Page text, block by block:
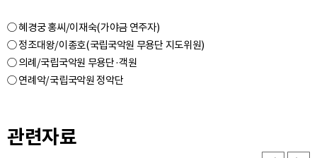
○ 혜경궁 홍씨/이재숙(가야금 연주자)
○ 정조대왕/이종호(국립국악원 무용단 지도위원)
○ 의례/국립국악원 무용단·객원
관련자료